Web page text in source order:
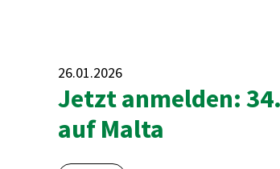
26.01.2026
Jetzt anmelden:
auf Malta